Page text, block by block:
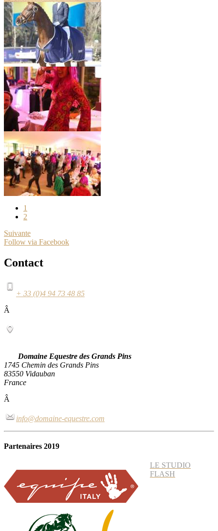
1
2
Suivante
Follow via Facebook
Contact
+ 33 (0)4 94 73 48 85
Â
Domaine Equestre des Grands Pins
1745 Chemin des Grands Pins
83550 Vidauban
France
Â
info@domaine-equestre.com
Partenaires 2019
LE STUDIO
FLASH